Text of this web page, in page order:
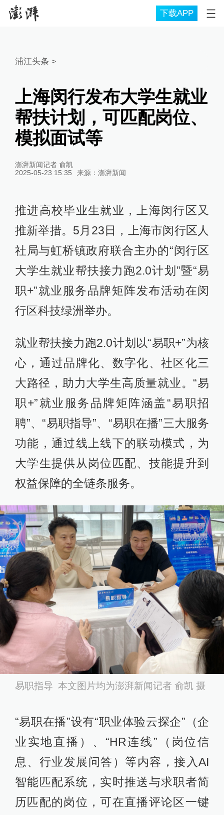
下载APP
浦江头条 >
上海闵行发布大学生就业
帮扶计划，可匹配岗位、
模拟面试等
澎湃新闻记者 俞凯
2025-05-23 15:35
来源： 澎湃新闻
推进高校毕业生就业，上海闵行区又
推新举措。5月23日，上海市闵行区人
社局与虹桥镇政府联合主办的“闵行区
大学生就业帮扶接力跑2.0计划”暨“易
职+”就业服务品牌矩阵发布活动在闵
行区科技绿洲举办。
就业帮扶接力跑2.0计划以“易职+”为核
心，通过品牌化、数字化、社区化三
大路径，助力大学生高质量就业。“易
职+”就业服务品牌矩阵涵盖“易职招
聘”、“易职指导”、“易职在播”三大服务
功能，通过线上线下的联动模式，为
大学生提供从岗位匹配、技能提升到
权益保障的全链条服务。
易职指导 本文图片均为澎湃新闻记者 俞凯 摄
“易职在播”设有“职业体验云探企”（企
业实地直播）、“HR连线”（岗位信
息、行业发展问答）等内容，接入AI
智能匹配系统，实时推送与求职者简
历匹配的岗位，可在直播评论区一键